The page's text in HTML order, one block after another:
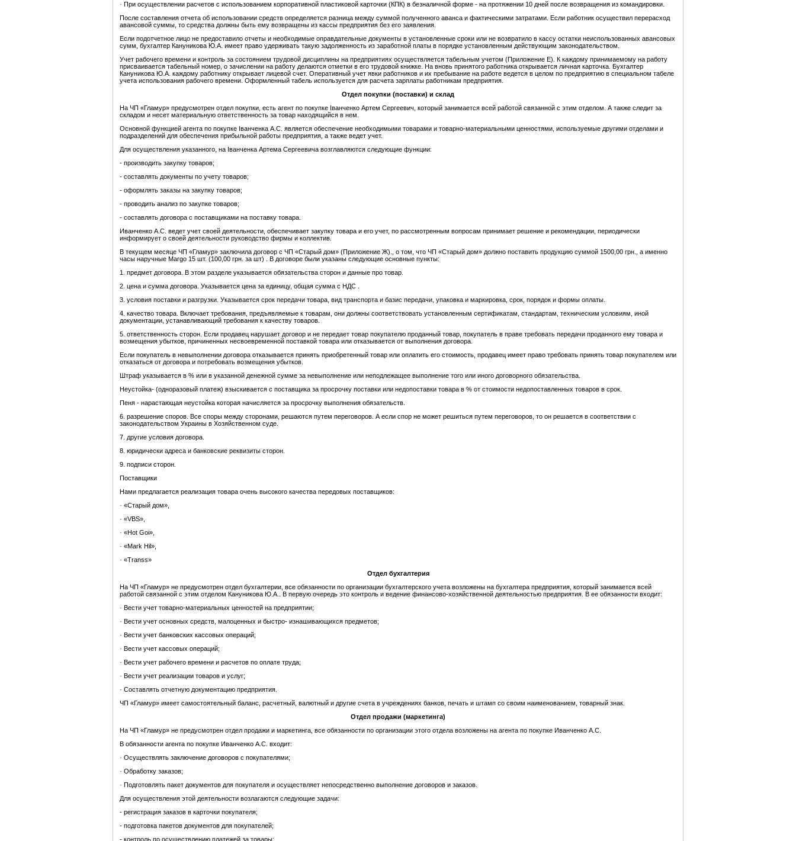
· При осуществлении расчетов с использованием корпоративной пластиковой карточки (КПК) в безналичной форме - на протяжении 10 дней после возвращения из командировки.
После составления отчета об использовании средств определяется разница между суммой полученного аванса и фактическими затратами. Если работник осуществил перерасход
авансовой суммы, то средства должны быть ему возвращены из кассы предприятия без его заявления.
Если подотчетное лицо не предоставило отчеты и необходимые оправдательные документы в установленные сроки или не возвратило в кассу остатки неиспользованных авансовых
сумм, бухгалтер Кануникова Ю.А. имеет право удерживать такую задолженность из заработной платы в порядке установленным действующим законодательством.
Учет рабочего времени и контроль за состоянием трудовой дисциплины на предприятиях осуществляется табельным учетом (Приложение Е). К каждому принимаемому на работу
присваивается табельный номер, о зачислении на работу делаются отметки в его трудовой книжке. На вновь принятого работника открывается личная карточка. Бухгалтер
Кануникова Ю.А. каждому работнику открывает лицевой счет. Оперативный учет явки работников и их пребывание на работе ведется в целом по предприятию в специальном табеле
учета использования рабочего времени. Оформленный табель используется для расчета зарплаты работникам предприятия.
Отдел покупки (поставки) и склад
На ЧП «Гламур» предусмотрен отдел покупки, есть агент по покупке Іванченко Артем Сергеевич, который занимается всей работой связанной с этим отделом. А также следит за
складом и несет материальную ответственность за товар находящийся в нем.
Основной функцией агента по покупке Іванченка А.С. является обеспечение необходимыми товарами и товарно-материальными ценностями, используемые другими отделами и
подразделений для обеспечения прибыльной работы предприятия, а также ведет учет.
Для осуществления указанного, на Іванченка Артема Сергеевича возглавляются следующие функции:
- производить закупку товаров;
- составлять документы по учету товаров;
- оформлять заказы на закупку товаров;
- проводить анализ по закупке товаров;
- составлять договора с поставщиками на поставку товара.
Иванченко А.С. ведет учет своей деятельности, обеспечивает закупку товара и его учет, по рассмотренным вопросам принимает решение и рекомендации, периодически
информирует о своей деятельности руководство фирмы и коллектив.
В текущем месяце ЧП «Гламур» заключила договор с ЧП «Старый дом» (Приложение Ж)., о том, что ЧП «Старый дом» должно поставить продукцию суммой 1500,00 грн., а именно
часы наручные Margo 15 шт. (100,00 грн. за шт) . В договоре были указаны следующие основные пункты:
1. предмет договора. В этом разделе указывается обязательства сторон и данные про товар.
2. цена и сумма договора. Указывается цена за единицу, общая сумма с НДС .
3. условия поставки и разгрузки. Указывается срок передачи товара, вид транспорта и базис передачи, упаковка и маркировка, срок, порядок и формы оплаты.
4. качество товара. Включает требования, предъявляемые к товарам, они должны соответствовать установленным сертификатам, стандартам, техническим условиям, иной
документации, устанавливающий требования к качеству товаров.
5. ответственность сторон. Если продавец нарушает договор и не передает товар покупателю проданный товар, покупатель в праве требовать передачи проданного ему товара и
возмещения убытков, причиненных несвоевременной поставкой товара или отказывается от выполнения договора.
Если покупатель в невыполнении договора отказывается принять приобретенный товар или оплатить его стоимость, продавец имеет право требовать принять товар покупателем или
отказаться от договора и потребовать возмещения убытков.
Штраф указывается в % или в указанной денежной сумме за невыполнение или неподлежащее выполнение того или иного договорного обязательства.
Неустойка- (одноразовый платеж) взыскивается с поставщика за просрочку поставки или недопоставки товара в % от стоимости недопоставленных товаров в срок.
Пеня - нарастающая неустойка которая начисляется за просрочку выполнения обязательств.
6. разрешение споров. Все споры между сторонами, решаются путем переговоров. А если спор не может решиться путем переговоров, то он решается в соответствии с
законодательством Украины в Хозяйственном суде.
7. другие условия договора.
8. юридически адреса и банковские реквизиты сторон.
9. подписи сторон.
Поставщики
Нами предлагается реализация товара очень высокого качества передовых поставщиков:
· «Старый дом»,
· «VBS»,
· «Hot Goi»,
· «Mark Hil»,
· «Transs»
Отдел бухгалтерия
На ЧП «Гламур» не предусмотрен отдел бухгалтерии, все обязанности по организации бухгалтерского учета возложены на бухгалтера предприятия, который занимается всей
работой связанной с этим отделом Кануникова Ю.А.. В первую очередь это контроль и ведение финансово-хозяйственной деятельностью предприятия. В ее обязанности входит:
· Вести учет товарно-материальных ценностей на предприятии;
· Вести учет основных средств, малоценных и быстро- изнашивающихся предметов;
· Вести учет банковских кассовых операций;
· Вести учет кассовых операций;
· Вести учет рабочего времени и расчетов по оплате труда;
· Вести учет реализации товаров и услуг;
· Составлять отчетную документацию предприятия.
ЧП «Гламур» имеет самостоятельный баланс, расчетный, валютный и другие счета в учреждениях банков, печать и штамп со своим наименованием, товарный знак.
Отдел продажи (маркетинга)
На ЧП «Гламур» не предусмотрен отдел продажи и маркетинга, все обязанности по организации этого отдела возложены на агента по покупке Иванченко А.С.
В обязанности агента по покупке Иванченко А.С. входит:
· Осуществлять заключение договоров с покупателями;
· Обработку заказов;
· Подготовлять пакет документов для покупателя и осуществляет непосредственно выполнение договоров и заказов.
Для осуществления этой деятельности возлагаются следующие задачи:
- регистрация заказов в карточки покупателя;
- подготовка пакетов документов для покупателей;
- контроль по осуществлению платежей за товары;